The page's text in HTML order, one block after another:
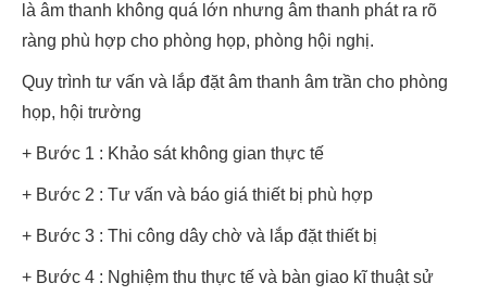
là âm thanh không quá lớn nhưng âm thanh phát ra rõ
ràng phù hợp cho phòng họp, phòng hội nghị.
Quy trình tư vấn và lắp đặt âm thanh âm trần cho phòng
họp, hội trường
+ Bước 1 : Khảo sát không gian thực tế
+ Bước 2 : Tư vấn và báo giá thiết bị phù hợp
+ Bước 3 : Thi công dây chờ và lắp đặt thiết bị
+ Bước 4 : Nghiệm thu thực tế và bàn giao kĩ thuật sử